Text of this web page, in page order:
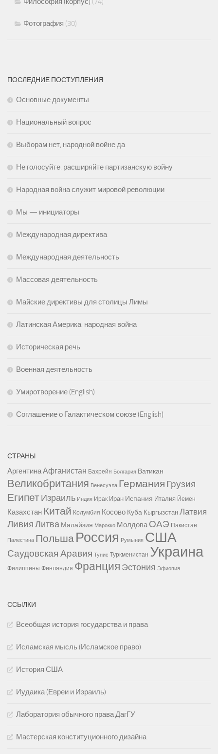
Фотография (30)
ПОСЛЕДНИЕ ПОСТУПЛЕНИЯ
Основные документы
Национальный вопрос
Выборам нет, народной войне да
Не голосуйте. расширяйте партизанскую войну
Народная война служит мировой революции
Мы — инициаторы
Международная директива
Международная деятельность
Массовая деятельность
Майские директивы для столицы Лимы
Латинская Америка: народная война
Историческая речь
Военная деятельность
Умиротворение (English)
Соглашение о Галактическом союзе (English)
СТРАНЫ
АргентинаАфганистан Бахрейн Болгария Ватикан
Великобритания Венесуэла Германия Грузия
ЕгипетИзраиль Индия Ирак Иран Испания Италия Йемен
Казахстан Китай Колумбия Косово Куба Кыргызстан Латвия
ЛивияЛитва Малайзия Марокко Молдова ОАЭ Пакистан
Палестина Польша Россия Румыния США
Саудовская Аравия Тунис Туркменистан Украина
Филиппины Финляндия Франция Эстония Эфиопия
ССЫЛКИ
Всеобщая история государства и права
Исламская мысль (Исламское право)
История США
Иудаика (Евреи и Израиль)
Лаборатория обычного права ДагГУ
Мастерская конституционного дизайна